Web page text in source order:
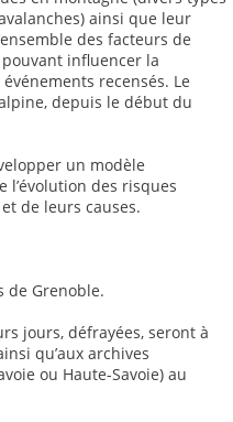
ainsi que leur
des facteurs de
influencer la
recensés. Le
depuis le début du
un modèle
des risques
de leurs causes.
de Grenoble.
jours, défrayées, seront à
qu’aux archives
ou Haute-Savoie) au